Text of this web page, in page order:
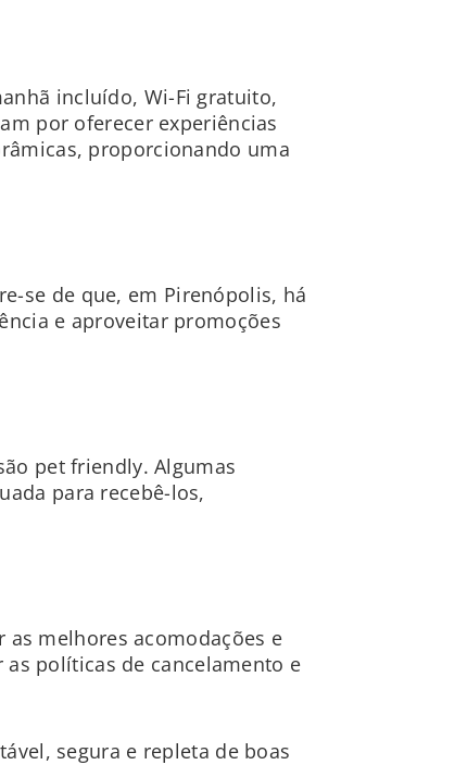
incluído, Wi-Fi gratuito,
por oferecer experiências
proporcionando uma
se de que, em Pirenópolis, há
e aproveitar promoções
pet friendly. Algumas
para recebê-los,
melhores acomodações e
políticas de cancelamento e
segura e repleta de boas